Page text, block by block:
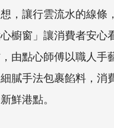
，讓行雲流水的線條
櫥窗」讓消費者安
由點心師傅以職人手
膩手法包裹餡料，消
鮮港點。